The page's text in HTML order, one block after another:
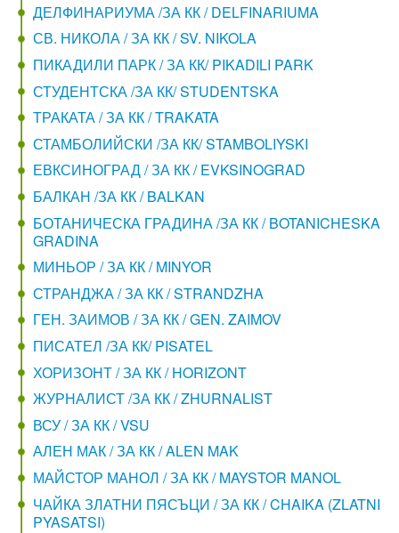
ДЕЛФИНАРИУМА /ЗА КК / DELFINARIUMA
СВ. НИКОЛА / ЗА КК / SV. NIKOLA
ПИКАДИЛИ ПАРК / ЗА КК/ PIKADILI PARK
СТУДЕНТСКА /ЗА КК/ STUDENTSKA
ТРАКАТА / ЗА КК / TRAKATA
СТАМБОЛИЙСКИ /ЗА КК/ STAMBOLIYSKI
ЕВКСИНОГРАД / ЗА КК / EVKSINOGRAD
БАЛКАН /ЗА КК / BALKAN
БОТАНИЧЕСКА ГРАДИНА /ЗА КК / BOTANICHESKA
GRADINA
МИНЬОР / ЗА КК / MINYOR
СТРАНДЖА / ЗА КК / STRANDZHA
ГЕН. ЗАИМОВ / ЗА КК / GEN. ZAIMOV
ПИСАТЕЛ /ЗА КК/ PISATEL
ХОРИЗОНТ / ЗА КК / HORIZONT
ЖУРНАЛИСТ /ЗА КК / ZHURNALIST
ВСУ / ЗА КК / VSU
АЛЕН МАК / ЗА КК / ALEN MAK
МАЙСТОР МАНОЛ / ЗА КК / MAYSTOR MANOL
ЧАЙКА ЗЛАТНИ ПЯСЪЦИ / ЗА КК / CHAIKA (ZLATNI
PYASATSI)